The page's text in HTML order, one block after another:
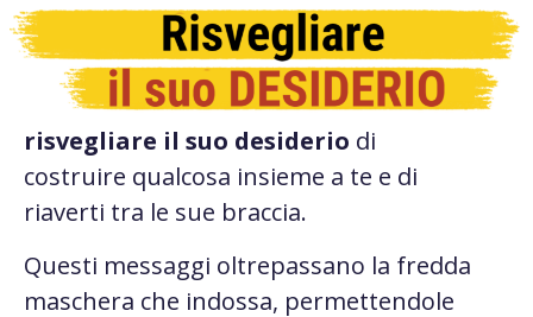
risvegliare il suo desiderio di
costruire qualcosa insieme a te e di
riaverti tra le sue braccia.
Questi messaggi oltrepassano la fredda
maschera che indossa, permettendole